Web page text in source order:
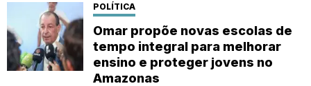
POLÍTICA
Omar propõe novas escolas de
tempo integral para melhorar
ensino e proteger jovens no
Amazonas